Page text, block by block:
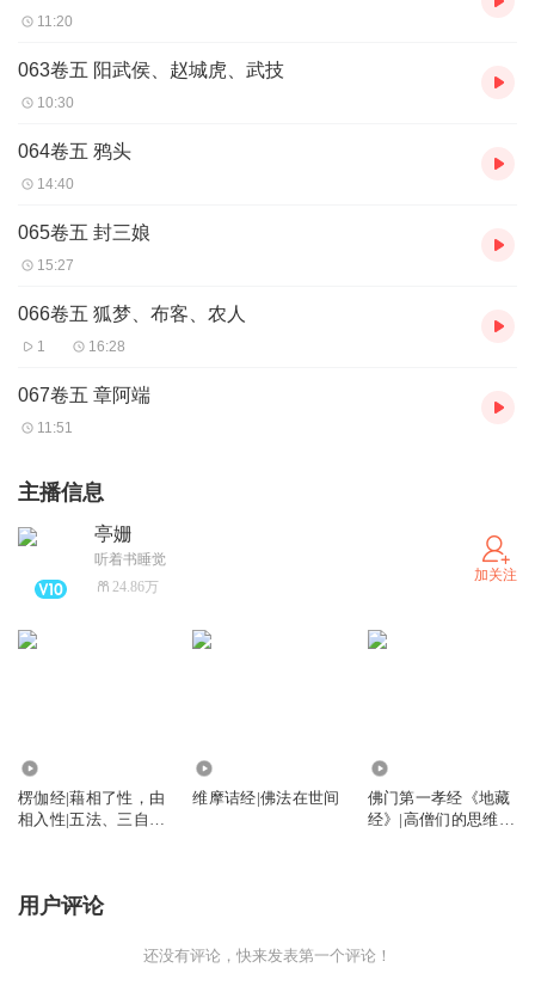
11:20
063卷五 阳武侯、赵城虎、武技
10:30
064卷五 鸦头
14:40
065卷五 封三娘
15:27
066卷五 狐梦、布客、农人
1 16:28
067卷五 章阿端
11:51
主播信息
亭姗
听着书睡觉
24.86万
加关注
楞伽经|藉相了性，由
相入性|五法、三自
维摩诘经|佛法在世间
佛门第一孝经《地藏
经》|高僧们的思维智
用户评论
还没有评论，快来发表第一个评论！